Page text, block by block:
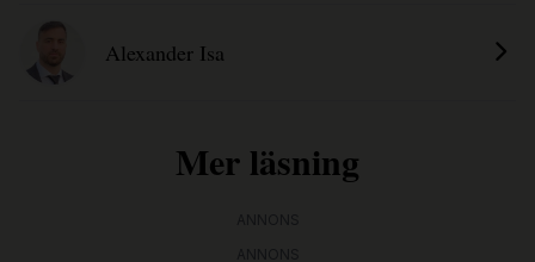
Alexander Isa
Mer läsning